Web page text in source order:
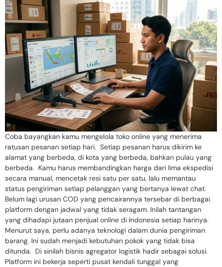
Coba bayangkan kamu mengelola toko online yang menerima
ratusan pesanan setiap hari. Setiap pesanan harus dikirim ke
alamat yang berbeda, di kota yang berbeda, bahkan pulau yang
berbeda. Kamu harus membandingkan harga dari lima ekspedisi
secara manual, mencetak resi satu per satu, lalu memantau
status pengiriman setiap pelanggan yang bertanya lewat chat.
Belum lagi urusan COD yang pencairannya tersebar di berbagai
platform dengan jadwal yang tidak seragam. Inilah tantangan
yang dihadapi jutaan penjual online di Indonesia setiap harinya.
Menurut saya, perlu adanya teknologi dalam dunia pengiriman
barang. Ini sudah menjadi kebutuhan pokok yang tidak bisa
ditunda. Di sinilah bisnis agregator logistik hadir sebagai solusi.
Platform ini bekerja seperti pusat kendali tunggal yang